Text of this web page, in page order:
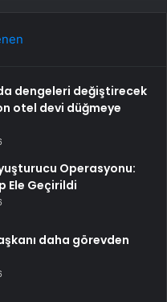
dengeleri değiştirecek
otel devi düğmeye
Operasyonu:
Ele Geçirildi
daha görevden